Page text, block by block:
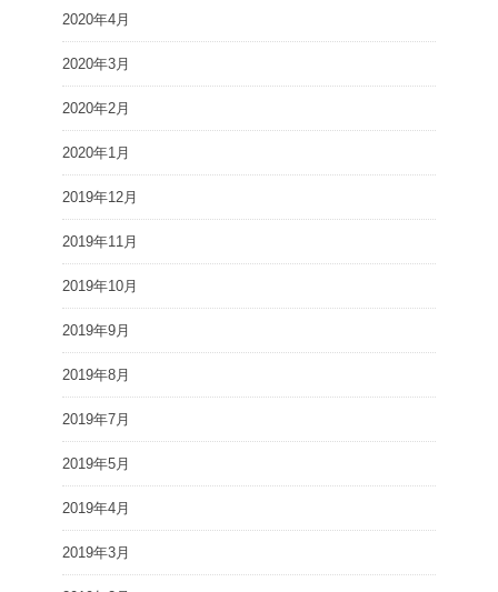
2020年4月
2020年3月
2020年2月
2020年1月
2019年12月
2019年11月
2019年10月
2019年9月
2019年8月
2019年7月
2019年5月
2019年4月
2019年3月